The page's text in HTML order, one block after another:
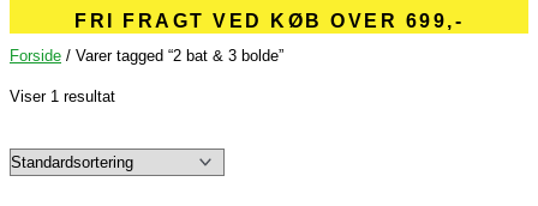
FRI FRAGT VED KØB OVER 699,-
Forside / Varer tagged “2 bat & 3 bolde”
Viser 1 resultat